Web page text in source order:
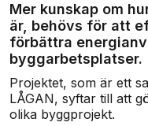
Mer kunskap om
är, behövs för att
förbättra
byggarbetsplatser.
Projektet, som är ett
LÅGAN, syftar till att
olika byggprojekt.